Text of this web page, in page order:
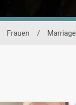
Frauen / Marriage